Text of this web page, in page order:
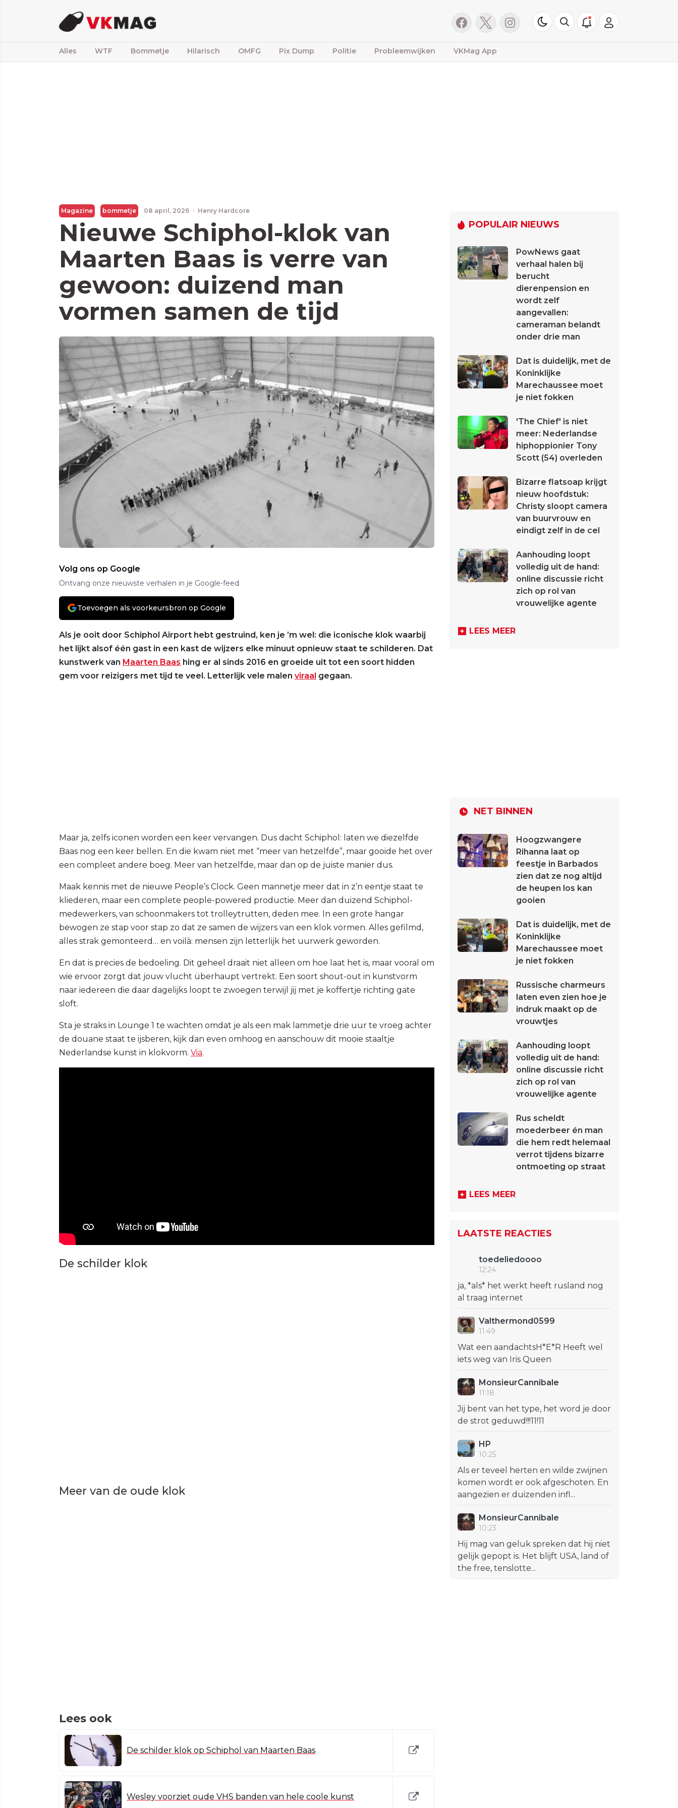
Alles WTF Bommetje Hilarisch OMFG Pix Dump Politie Probleemwijken VKMag App
Magazine bommetje 08 april, 2026 · Henry Hardcore
Nieuwe Schiphol-klok van
Maarten Baas is verre van
gewoon: duizend man
vormen samen de tijd
Volg ons op Google
Ontvang onze nieuwste verhalen in je Google-feed
Toevoegen als voorkeursbron op Google
Als je ooit door Schiphol Airport hebt gestruind, ken je ’m wel: die iconische klok waarbij
het lijkt alsof één gast in een kast de wijzers elke minuut opnieuw staat te schilderen. Dat
kunstwerk van Maarten Baas hing er al sinds 2016 en groeide uit tot een soort hidden
gem voor reizigers met tijd te veel. Letterlijk vele malen viraal gegaan.
Maar ja, zelfs iconen worden een keer vervangen. Dus dacht Schiphol: laten we diezelfde
Baas nog een keer bellen. En die kwam niet met “meer van hetzelfde”, maar gooide het over
een compleet andere boeg. Meer van hetzelfde, maar dan op de juiste manier dus.
Maak kennis met de nieuwe People’s Clock. Geen mannetje meer dat in z’n eentje staat te
kliederen, maar een complete people-powered productie. Meer dan duizend Schiphol-
medewerkers, van schoonmakers tot trolleytrutten, deden mee. In een grote hangar
bewogen ze stap voor stap zo dat ze samen de wijzers van een klok vormen. Alles gefilmd,
alles strak gemonteerd… en voilà: mensen zijn letterlijk het uurwerk geworden.
En dat is precies de bedoeling. Dit geheel draait niet alleen om hoe laat het is, maar vooral om
wie ervoor zorgt dat jouw vlucht überhaupt vertrekt. Een soort shout-out in kunstvorm
naar iedereen die daar dagelijks loopt te zwoegen terwijl jij met je koffertje richting gate
sloft.
Sta je straks in Lounge 1 te wachten omdat je als een mak lammetje drie uur te vroeg achter
de douane staat te ijsberen, kijk dan even omhoog en aanschouw dit mooie staaltje
Nederlandse kunst in klokvorm. Via.
De schilder klok
Meer van de oude klok
Lees ook
De schilder klok op Schiphol van Maarten Baas
Wesley voorziet oude VHS banden van hele coole kunst
POPULAIR NIEUWS
PowNews gaat
verhaal halen bij
berucht
dierenpension en
wordt zelf
aangevallen:
cameraman belandt
onder drie man
Dat is duidelijk, met de
Koninklijke
Marechaussee moet
je niet fokken
'The Chief' is niet
meer: Nederlandse
hiphoppionier Tony
Scott (54) overleden
Bizarre flatsoap krijgt
nieuw hoofdstuk:
Christy sloopt camera
van buurvrouw en
eindigt zelf in de cel
Aanhouding loopt
volledig uit de hand:
online discussie richt
zich op rol van
vrouwelijke agente
LEES MEER
NET BINNEN
Hoogzwangere
Rihanna laat op
feestje in Barbados
zien dat ze nog altijd
de heupen los kan
gooien
Dat is duidelijk, met de
Koninklijke
Marechaussee moet
je niet fokken
Russische charmeurs
laten even zien hoe je
indruk maakt op de
vrouwtjes
Aanhouding loopt
volledig uit de hand:
online discussie richt
zich op rol van
vrouwelijke agente
Rus scheldt
moederbeer én man
die hem redt helemaal
verrot tijdens bizarre
ontmoeting op straat
LEES MEER
LAATSTE REACTIES
toedeliedoooo
12:24
ja, *als* het werkt heeft rusland nog
al traag internet
Valthermond0599
11:49
Wat een aandachtsH*E*R Heeft wel
iets weg van Iris Queen
MonsieurCannibale
11:18
Jij bent van het type, het word je door
de strot geduwd!!!11!11
HP
10:25
Als er teveel herten en wilde zwijnen
komen wordt er ook afgeschoten. En
aangezien er duizenden infl...
MonsieurCannibale
10:23
Hij mag van geluk spreken dat hij niet
gelijk gepopt is. Het blijft USA, land of
the free, tenslotte...